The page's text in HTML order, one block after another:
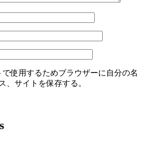
使用するためブラウザーに自分の名
、サイトを保存する。